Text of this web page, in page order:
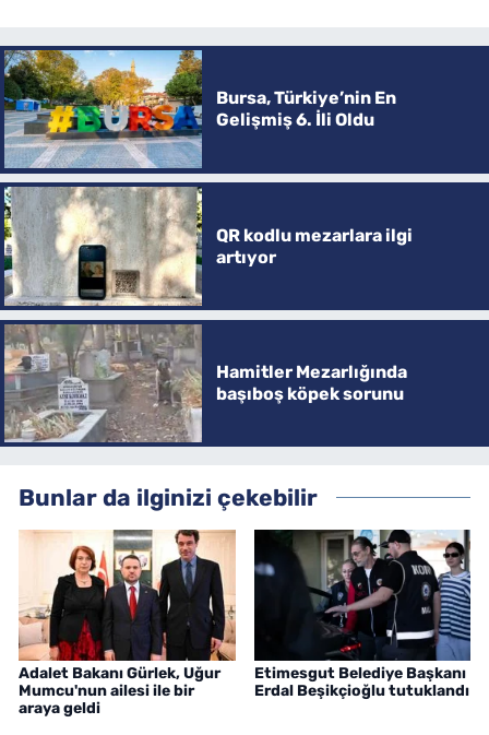
Bursa, Türkiye’nin En
Gelişmiş 6. İli Oldu
QR kodlu mezarlara ilgi
artıyor
Hamitler Mezarlığında
başıboş köpek sorunu
Bunlar da ilginizi çekebilir
Adalet Bakanı Gürlek, Uğur
Mumcu'nun ailesi ile bir
araya geldi
Etimesgut Belediye Başkanı
Erdal Beşikçioğlu tutuklandı